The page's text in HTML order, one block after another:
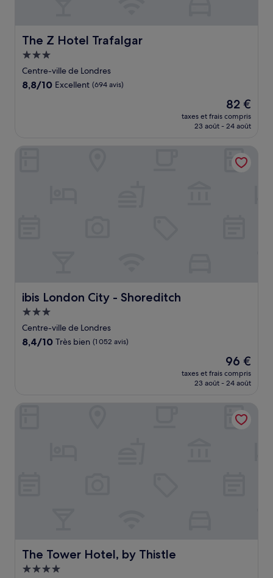
The Z Hotel Trafalgar
The Z Hotel Trafalgar
Hébergement
3.0 étoiles
Centre-ville de Londres
8.8
8,8/10 Excellent (694 avis)
Le
nouveau
prix
de
82 €
82 €
taxes et frais compris
23 août - 24 août
ibis London City - Shoreditch
ibis London City - Shoreditch
Hébergement
3.0 étoiles
Centre-ville de Londres
8.4
8,4/10 Très bien (1 052 avis)
Le
nouveau
prix
de
96 €
96 €
taxes et frais compris
23 août - 24 août
The Tower Hotel, by Thistle
The Tower Hotel, by Thistle
Hébergement